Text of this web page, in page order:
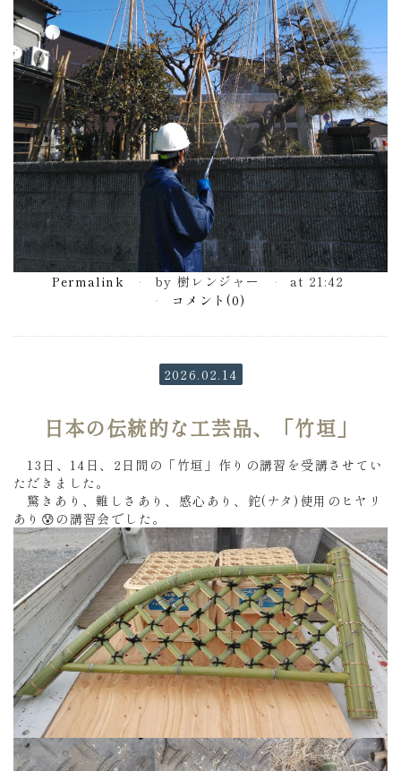
Permalink by 樹レンジャー
at 21:42
コメント(0)
2026.02.14
日本の伝統的な工芸品、「竹垣」
13日、14日、2日間の「竹垣」作りの講習を受講させてい
ただきました。
驚きあり、難しさあり、感心あり、鉈(ナタ)使用のヒヤリ
あり😰の講習会でした。